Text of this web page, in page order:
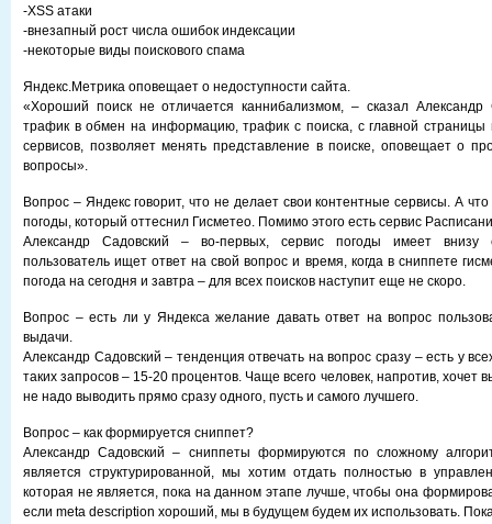
-XSS атаки
-внезапный рост числа ошибок индексации
-некоторые виды поискового спама
Яндекс.Метрика оповещает о недоступности сайта.
«Хороший поиск не отличается каннибализмом, – сказал
трафик в обмен на информацию, трафик с поиска, с главной страницы
сервисов, позволяет менять представление в поиске, оповещает о
вопросы».
Вопрос – Яндекс говорит, что не делает свои контентные сервисы. А
погоды, который оттеснил Гисметео. Помимо этого есть сервис
Александр Садовский – во-первых, сервис погоды имеет внизу
пользователь ищет ответ на свой вопрос и время, когда в сниппете
погода на сегодня и завтра – для всех поисков наступит еще не скоро.
Вопрос – есть ли у Яндекса желание давать ответ на вопрос
выдачи.
Александр Садовский – тенденция отвечать на вопрос сразу – есть у
таких запросов – 15-20 процентов. Чаще всего человек, напротив, хочет
не надо выводить прямо сразу одного, пусть и самого лучшего.
Вопрос – как формируется сниппет?
Александр Садовский – сниппеты формируются по сложному
является структурированной, мы хотим отдать полностью в
которая не является, пока на данном этапе лучше, чтобы она
если meta description хороший, мы в будущем будем их использовать.